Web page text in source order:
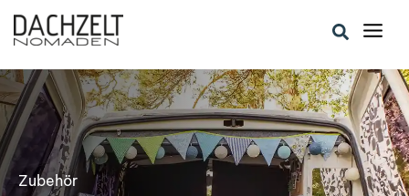
Zum
Inhalt
springen
Suchen
Zubehör